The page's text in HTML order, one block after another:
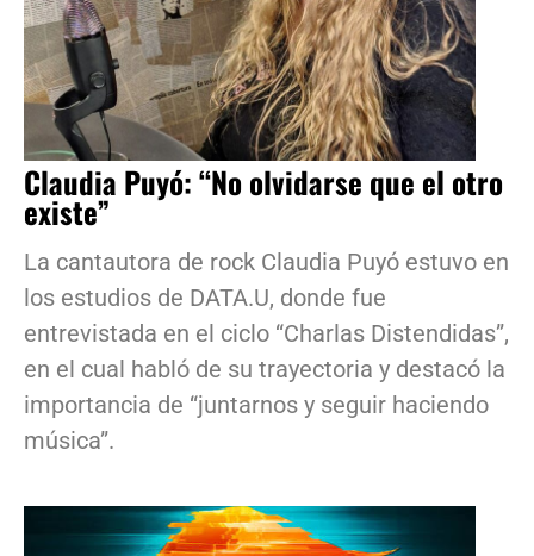
Claudia Puyó: “No olvidarse que el otro
existe”
La cantautora de rock Claudia Puyó estuvo en
los estudios de DATA.U, donde fue
entrevistada en el ciclo “Charlas Distendidas”,
en el cual habló de su trayectoria y destacó la
importancia de “juntarnos y seguir haciendo
música”.